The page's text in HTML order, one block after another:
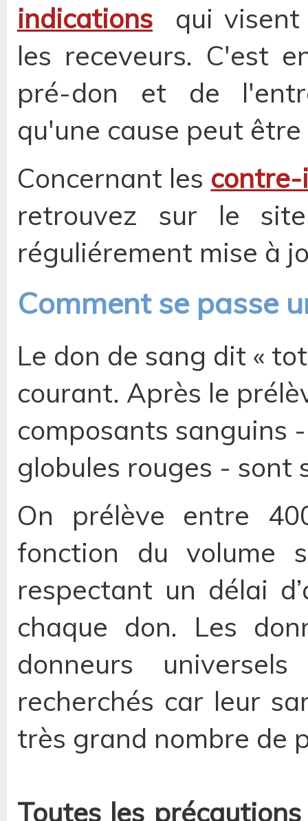
indications
qui
les receveurs. C'est
pré-don et de
qu'une cause peut être
Concernant les contre-
retrouvez sur le
réguliérement mise à
Comment se passe
Le don de sang dit «
courant. Après le
composants sanguins
globules rouges - sont
On prélève entre
fonction du volume
respectant un délai
chaque don. Les
donneurs
recherchés car leur
très grand nombre de
Toutes les